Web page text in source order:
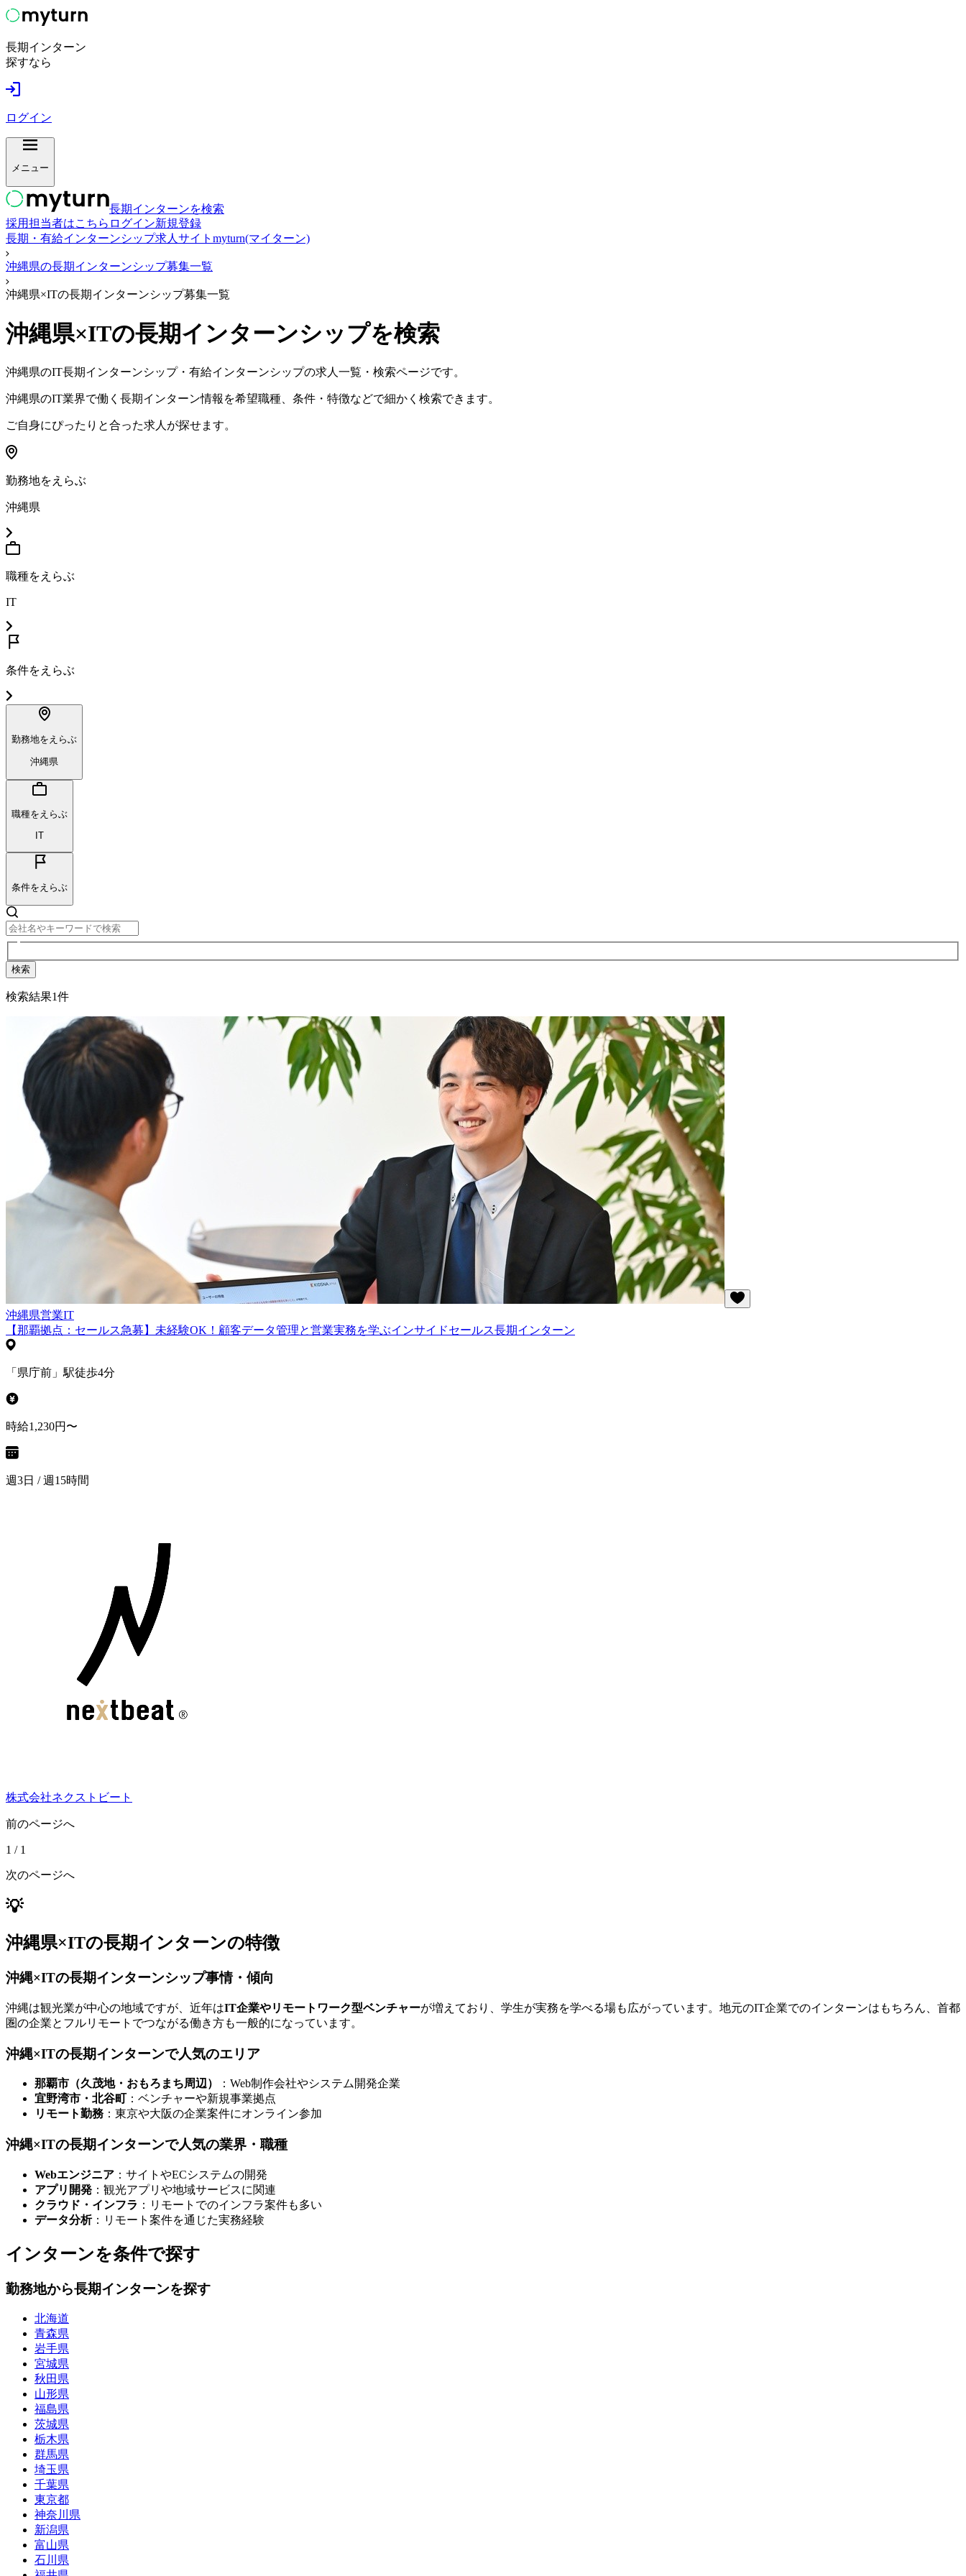
長期インターン
探すなら
ログイン
メニュー
長期インターンを検索
採用担当者はこちら ログイン新規登録
長期・有給インターンシップ求人サイトmyturn(マイターン)
沖縄県の長期インターンシップ募集一覧
沖縄県×ITの長期インターンシップ募集一覧
沖縄県×ITの長期インターンシップを検索
沖縄県のIT長期インターンシップ・有給インターンシップの求人一覧・検索ページです。
沖縄県のIT業界で働く長期インターン情報を希望職種、条件・特徴などで細かく検索できます。
ご自身にぴったりと合った求人が探せます。
勤務地をえらぶ
沖縄県
職種をえらぶ
IT
条件をえらぶ
勤務地をえらぶ
沖縄県
職種をえらぶ
IT
条件をえらぶ
検索
検索結果1件
沖縄県営業IT
【那覇拠点：セールス急募】未経験OK！顧客データ管理と営業実務を学ぶインサイドセールス長期インターン
「県庁前」駅徒歩4分
時給1,230円〜
週3日 / 週15時間
株式会社ネクストビート
前のページへ
1 / 1
次のページへ
💡
沖縄県×ITの長期インターンの特徴
沖縄×ITの長期インターンシップ事情・傾向
沖縄は観光業が中心の地域ですが、近年はIT企業やリモートワーク型ベンチャーが増えており、学生が実務を学べる場も広がっています。地元のIT企業でのインターンはもちろん、首都
圏の企業とフルリモートでつながる働き方も一般的になっています。
沖縄×ITの長期インターンで人気のエリア
那覇市（久茂地・おもろまち周辺）
：Web制作会社やシステム開発企業
宜野湾市・北谷町：ベンチャーや新規事業拠点
リモート勤務 ：東京や大阪の企業案件にオンライン参加
沖縄×ITの長期インターンで人気の業界・職種
Webエンジニア ：サイトやECシステムの開発
アプリ開発 ：観光アプリや地域サービスに関連
クラウド・インフラ ：リモートでのインフラ案件も多い
データ分析：リモート案件を通じた実務経験
インターンを条件で探す
勤務地から長期インターンを探す
北海道
青森県
岩手県
宮城県
秋田県
山形県
福島県
茨城県
栃木県
群馬県
埼玉県
千葉県
東京都
神奈川県
新潟県
富山県
石川県